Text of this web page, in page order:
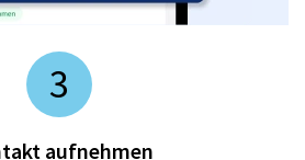
3
aufnehmen